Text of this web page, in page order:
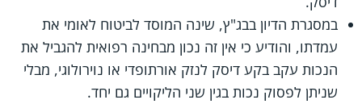
במסגרת הדיון בבג"ץ, שינה המוסד לביטוח לאומי את
עמדתו, והודיע כי אין זה נכון מבחינה רפואית להגביל את
הנכות עקב בקע דיסק לנזק אורתופדי או נוירולוגי, מבלי
שניתן לפסוק נכות בגין שני הליקויים גם יחד.